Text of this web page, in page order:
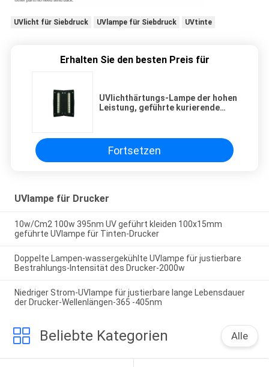
UVlicht für Siebdruck UVlampe für Siebdruck UVtinte
Erhalten Sie den besten Preis für
UVlichthärtungs-Lampe der hohen
Leistung, geführte kurierende
Fortsetzen
UVlampe für Drucker
10w/Cm2 100w 395nm UV geführt kleiden 100x15mm
geführte UVlampe für Tinten-Drucker
Doppelte Lampen-wassergekühlte UVlampe für justierbare
Bestrahlungs-Intensität des Drucker-2000w
Niedriger Strom-UVlampe für justierbare lange Lebensdauer
der Drucker-Wellenlängen-365 -405nm
Beliebte Kategorien Alle